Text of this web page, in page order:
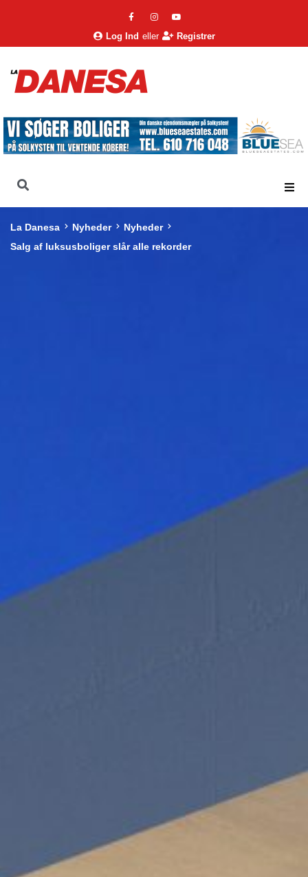
Log Ind eller Registrer
La Danesa Nyheder
Nyheder
Salg af luksusboliger slår alle rekorder